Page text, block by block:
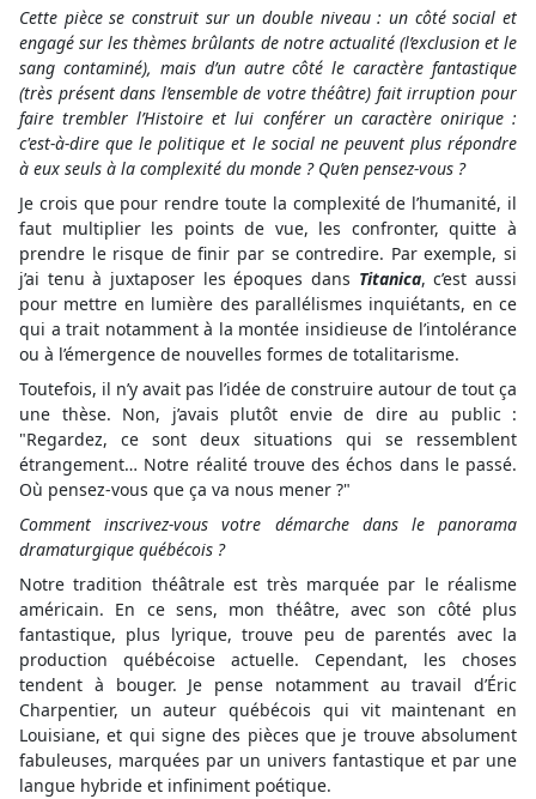
Cette pièce se construit sur un double niveau : un côté social et
engagé sur les thèmes brûlants de notre actualité (l’exclusion et le
sang contaminé), mais d’un autre côté le caractère fantastique
(très présent dans l’ensemble de votre théâtre) fait irruption pour
faire trembler l’Histoire et lui conférer un caractère onirique :
c'est-à-dire que le politique et le social ne peuvent plus répondre
à eux seuls à la complexité du monde ? Qu’en pensez-vous ?
Je crois que pour rendre toute la complexité de l’humanité, il
faut multiplier les points de vue, les confronter, quitte à
prendre le risque de finir par se contredire. Par exemple, si
j’ai tenu à juxtaposer les époques dans Titanica, c’est aussi
pour mettre en lumière des parallélismes inquiétants, en ce
qui a trait notamment à la montée insidieuse de l’intolérance
ou à l’émergence de nouvelles formes de totalitarisme.
Toutefois, il n’y avait pas l’idée de construire autour de tout ça
une thèse. Non, j’avais plutôt envie de dire au public :
"Regardez, ce sont deux situations qui se ressemblent
étrangement… Notre réalité trouve des échos dans le passé.
Où pensez-vous que ça va nous mener ?"
Comment inscrivez-vous votre démarche dans le panorama
dramaturgique québécois ?
Notre tradition théâtrale est très marquée par le réalisme
américain. En ce sens, mon théâtre, avec son côté plus
fantastique, plus lyrique, trouve peu de parentés avec la
production québécoise actuelle. Cependant, les choses
tendent à bouger. Je pense notamment au travail d’Éric
Charpentier, un auteur québécois qui vit maintenant en
Louisiane, et qui signe des pièces que je trouve absolument
fabuleuses, marquées par un univers fantastique et par une
langue hybride et infiniment poétique.